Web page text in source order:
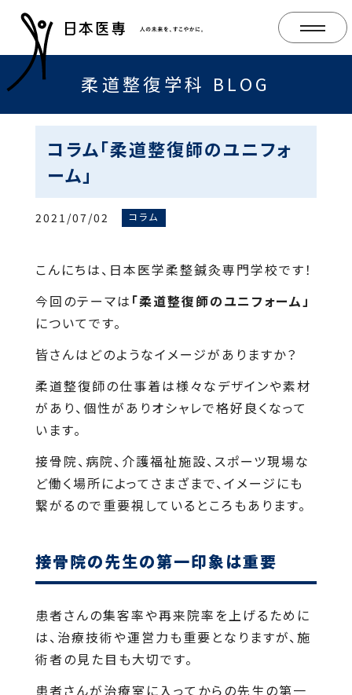
柔道整復学科 BLOG
コラム「柔道整復師のユニフォ
ーム」
2021/07/02 コラム
こんにちは、日本医学柔整鍼灸専門学校です！
今回のテーマは 「柔道整復師のユニフォーム」
についてです。
皆さんはどのようなイメージがありますか？
柔道整復師の仕事着は様々なデザインや素材
があり、個性がありオシャレで格好良くなって
います。
接骨院、病院、介護福祉施設、スポーツ現場な
ど働く場所によってさまざまで、イメージにも
繋がるので重要視しているところもあります。
接骨院の先生の第一印象は重要
患者さんの集客率や再来院率を上げるために
は、治療技術や運営力も重要となりますが、施
術者の見た目も大切です。
患者さんが治療室に入ってからの先生の第一